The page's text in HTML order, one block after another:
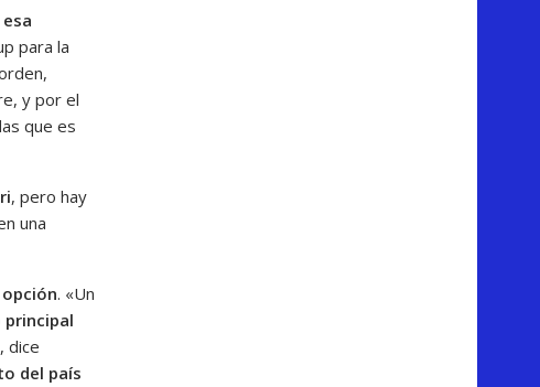
para la
y por el
que es
, pero hay
una
. «Un
dice
del país